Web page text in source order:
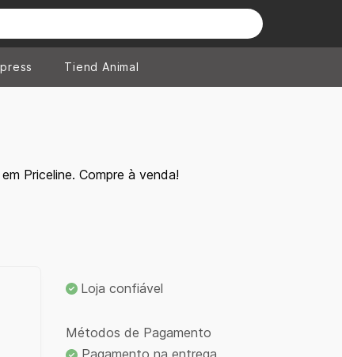
Tiend Animal
Priceline. Compre à venda!
Loja confiável
Métodos de Pagamento